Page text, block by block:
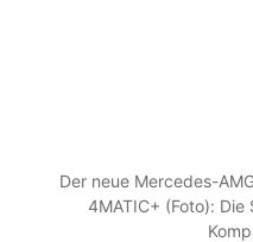
Der neue Mercedes-
4MATIC+ (Foto):